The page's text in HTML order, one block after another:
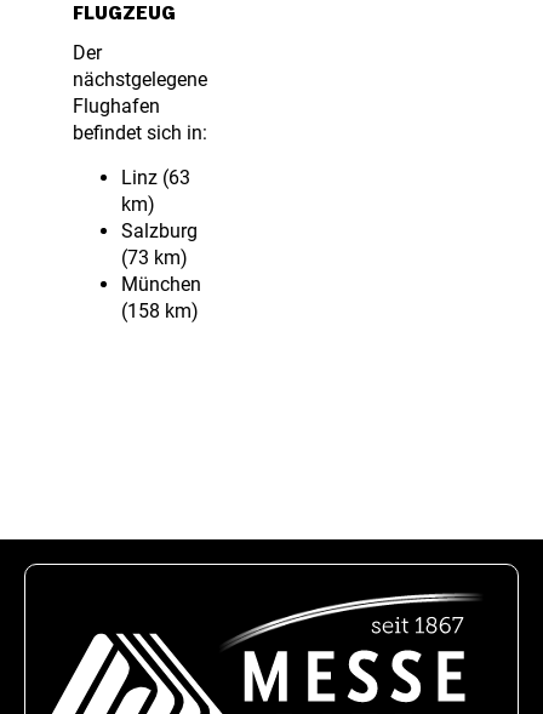
FLUGZEUG
Der
nächstgelegene
Flughafen
befindet sich in:
Linz (63
km)
Salzburg
(73 km)
München
(158 km)